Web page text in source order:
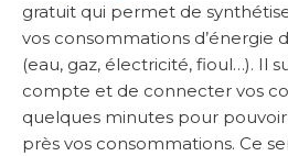
gratuit qui permet de
vos consommations d’énergie
(eau, gaz, électricité, fioul…). Il
compte et de connecter vos
quelques minutes pour
près vos consommations. Ce